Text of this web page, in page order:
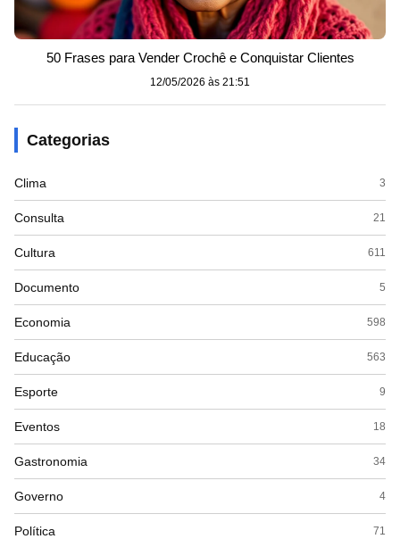
50 Frases para Vender Crochê e Conquistar Clientes
12/05/2026 às 21:51
Categorias
Clima 3
Consulta 21
Cultura 611
Documento 5
Economia 598
Educação 563
Esporte 9
Eventos 18
Gastronomia 34
Governo 4
Política 71